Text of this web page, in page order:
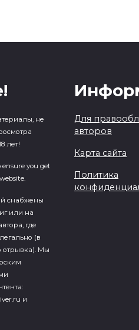
не
лет!
ensure you get
cнабжены
или на
где
(в
отрывка). Мы
и
Для
авторов
Карта сайта
Политика